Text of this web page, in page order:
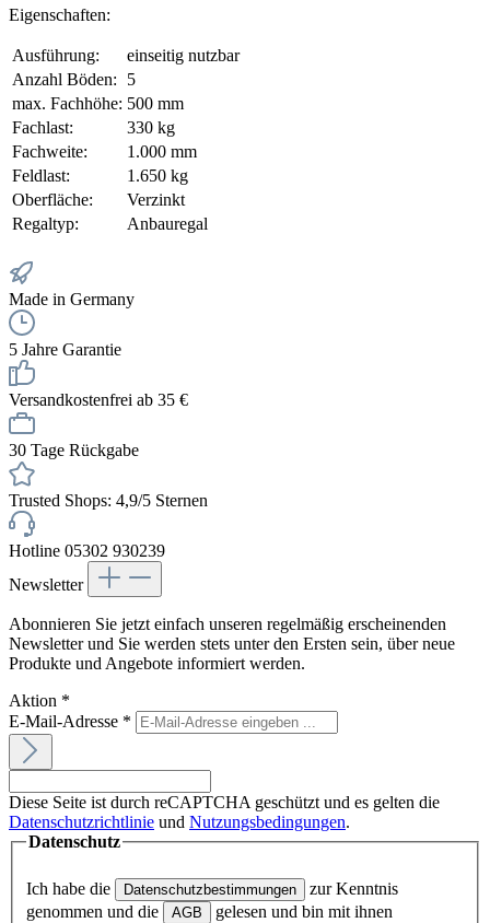
Eigenschaften:
Ausführung:
einseitig nutzbar
Anzahl Böden:
5
max. Fachhöhe: 500 mm
Fachlast:
330 kg
Fachweite:
1.000 mm
Feldlast:
1.650 kg
Oberfläche:
Verzinkt
Regaltyp:
Anbauregal
Made in Germany
5 Jahre Garantie
Versandkostenfrei ab 35 €
30 Tage Rückgabe
Trusted Shops: 4,9/5 Sternen
Hotline 05302 930239
Newsletter
Abonnieren Sie jetzt einfach unseren regelmäßig erscheinenden
Newsletter und Sie werden stets unter den Ersten sein, über neue
Produkte und Angebote informiert werden.
Aktion *
E-Mail-Adresse *
Diese Seite ist durch reCAPTCHA geschützt und es gelten die
Datenschutzrichtlinie und Nutzungsbedingungen.
Datenschutz
Ich habe die Datenschutzbestimmungen
zur Kenntnis
genommen und die
AGB
gelesen und bin mit ihnen